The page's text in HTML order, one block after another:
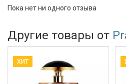
Пока нет ни одного отзыва
Другие товары от
ХИТ